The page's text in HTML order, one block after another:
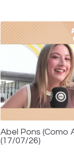
Abel Pons (Como
(17/07/26)